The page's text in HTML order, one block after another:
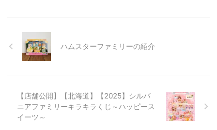
ハムスターファミリーの紹介
【店舗公開】【北海道】【2025】シルバ
ニアファミリーキラキラくじ～ハッピース
イーツ～